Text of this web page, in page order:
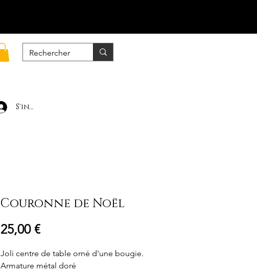
S'inscrire / Se connecter
Couronne de Noël
25,00 €Prix
Joli centre de table orné d'une bougie.
Armature métal doré